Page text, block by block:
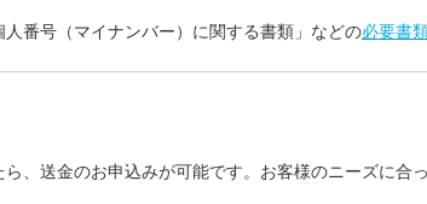
番号（マイナンバー）に関する書類」などの必要書
、送金のお申込みが可能です。お客様のニーズに合